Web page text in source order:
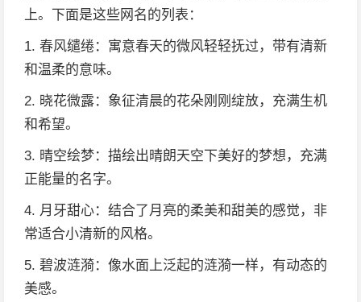
上。下面是这些网名的列表：
1. 春风缱绻：寓意春天的微风轻轻抚过，带有清新
和温柔的意味。
2. 晓花微露：象征清晨的花朵刚刚绽放，充满生机
和希望。
3. 晴空绘梦：描绘出晴朗天空下美好的梦想，充满
正能量的名字。
4. 月牙甜心：结合了月亮的柔美和甜美的感觉，非
常适合小清新的风格。
5. 碧波涟漪：像水面上泛起的涟漪一样，有动态的
美感。